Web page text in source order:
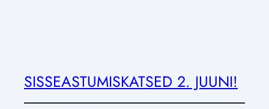
SISSEASTUMISKATSED 2. JUUNI!